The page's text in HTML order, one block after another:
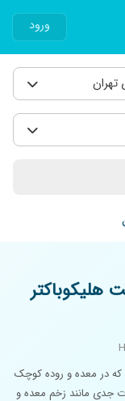
ورود
تهران
که در معده و روده کوچک
جدی مانند زخم معده و